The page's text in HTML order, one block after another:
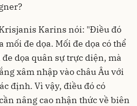
Karins nói: "Điều đó
mối đe dọa. Mối đe dọa có thể
dọa quân sự trực diện, mà
xâm nhập vào châu Âu với
định. Vì vậy, điều đó có
nâng cao nhận thức về biên